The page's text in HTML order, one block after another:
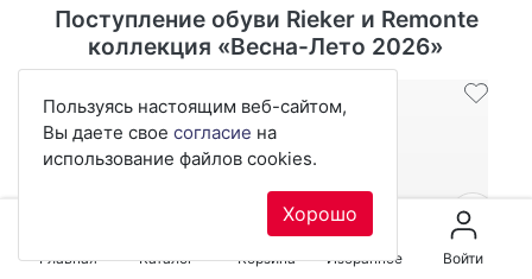
Поступление обуви Rieker и Remonte
коллекция «Весна-Лето 2026»
Пользуясь настоящим веб-сайтом,
Вы даете свое согласие на
использование файлов cookies.
Хорошо
Главная Каталог Корзина Избранное Войти